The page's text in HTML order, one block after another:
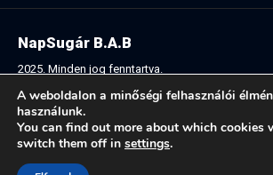
Follow US:
NapSugár B.A.B
2025. Minden jog fenntartva.
A weboldalon a minőségi felhasználói
használunk.
You can find out more about which cookies
switch them off in settings.